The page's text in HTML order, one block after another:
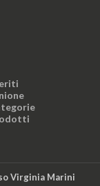
Virginia Marini